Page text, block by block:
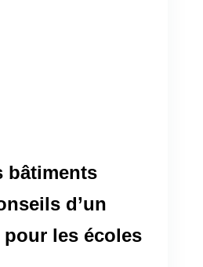
bâtiments
d’un
les écoles